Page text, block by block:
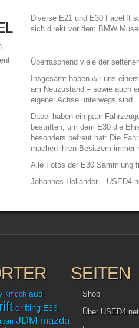
Diverse E21 und E30 Facelift
sich direkt vor dem BMW
Überraschend viele der
Insgesamt haben wir uns
am Neuzustand – sowie auch
eigener Achse unterwegs sind.
Dabei haben ein paar
bestritten, um dem E30 die
besonders befreut hat: Die
machen ihren Besitzern immer
Alle Fotos der E30 Sammlung
Johannes Holländer –
Kmoch audi
drifting E36
JDM mazda
SEITEN
Shop
Über USED4.net